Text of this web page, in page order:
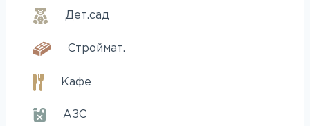
Дет.сад
Строймат.
Кафе
АЗС